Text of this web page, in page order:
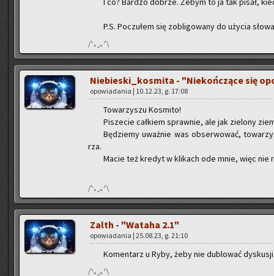
P.S. Po­czu­łem się zo­bli­go­wa­ny do uży­cia
/ᐠ｡ꞈ｡ᐟ\
Nie­bie­ski­_ko­smi­ta - "Nie­koń­czą­ce się
opo­wia­da­nia | 10.12.23, g. 17:08
To­wa­rzy­szu Ko­smi­to!
Pi­sze­cie cał­kiem spraw­nie, ale jak zie­lo­ny
Bę­dzie­my uważ­nie was ob­ser­wo­wać,
rza.
Macie też kre­dyt w kli­kach ode mnie, więc nie
/ᐠ｡ꞈ｡ᐟ\
Zalth - "Wa­ta­ha 2.1"
opo­wia­da­nia | 25.08.23, g. 21:10
Ko­men­tarz u Ryby, żeby nie du­blo­wać
/ᐠ｡ꞈ｡ᐟ\